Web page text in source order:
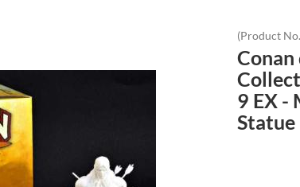
Create a new account
(Product
Conan
9 EX -
Statue